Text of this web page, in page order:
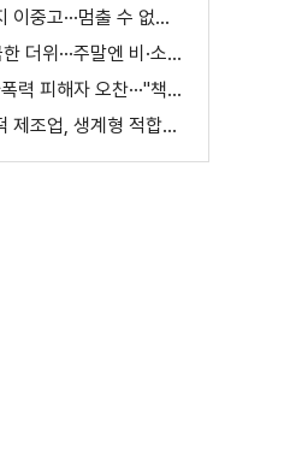
폭염에 악취까지 이중고···멈출 수 없는 필수노동
'입추' 무색한 극한 더위···주말엔 비·소나기
이 대통령, 국가폭력 피해자 오찬···"책임지고 치유"
떡국떡·떡볶이떡 제조업, 생계형 적합업종 재지정